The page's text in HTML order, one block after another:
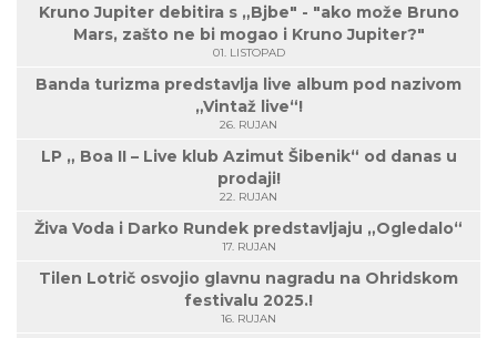
Kruno Jupiter debitira s „Bjbe" - "ako može Bruno
Mars, zašto ne bi mogao i Kruno Jupiter?"
01. LISTOPAD
Banda turizma predstavlja live album pod nazivom
„Vintaž live“!
26. RUJAN
LP „ Boa II – Live klub Azimut Šibenik“ od danas u
prodaji!
22. RUJAN
Živa Voda i Darko Rundek predstavljaju „Ogledalo“
17. RUJAN
Tilen Lotrič osvojio glavnu nagradu na Ohridskom
festivalu 2025.!
16. RUJAN